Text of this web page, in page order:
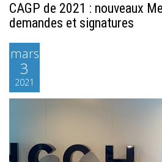
CAGP de 2021 : nouveaux
demandes et signatures
mars
3
2021